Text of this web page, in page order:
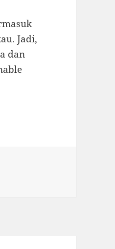
Jadi,
dan